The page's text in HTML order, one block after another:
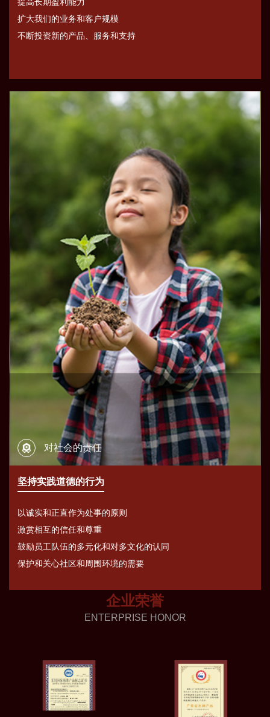
扩大我们的业务和客户规模
不断投资新的产品、服务和支持
对社会的责任
坚持实践道德的行为
以诚实和正直作为处事的原则
激赏相互的信任和尊重
鼓励员工队伍的多元化和对多文化的认同
保护和关心社区和周围环境的需要
企业荣誉
ENTERPRISE HONOR